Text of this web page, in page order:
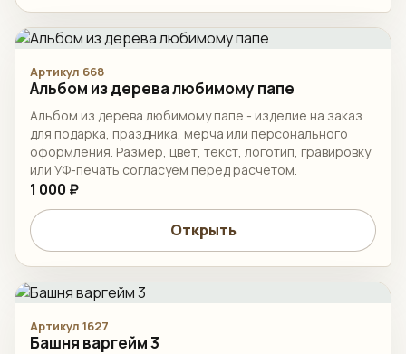
Артикул 668
Альбом из дерева любимому папе
Альбом из дерева любимому папе - изделие на заказ
для подарка, праздника, мерча или персонального
оформления. Размер, цвет, текст, логотип, гравировку
или УФ-печать согласуем перед расчетом.
1 000 ₽
Открыть
Артикул 1627
Башня варгейм 3